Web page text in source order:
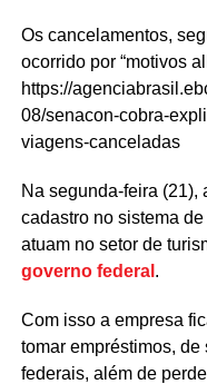
Os cancelamentos,
ocorrido por “motivos
https://
08/senacon-cobra-
viagens-canceladas
Na segunda-feira (21),
cadastro no sistema
atuam no setor de
governo federal .
Com isso a empresa
tomar empréstimos,
federais, além de